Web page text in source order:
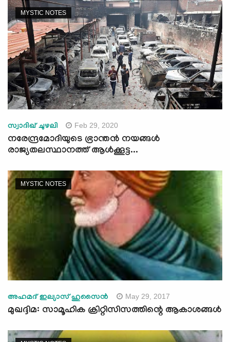
MYSTIC NOTES
സ്വാദിഖ് ചുഴലി Feb 29, 2020
നരേന്ദ്രമോദിയുടെ ഭ്രാന്തൻ നയങ്ങൾ
രാജ്യതലസ്ഥാനത്ത് ആൾക്കൂട്ട...
MYSTIC NOTES
അഹമദ് ഇല്യാസ് ഹുസൈന്‍ May 29, 2017
മുഖദ്ദിമ: സാമൂഹിക ക്രിറ്റിസിസത്തിന്റെ ആകാശങ്ങള്‍